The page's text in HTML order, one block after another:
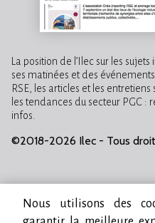
La position de l’Ilec sur les
ses matinées et des événements
RSE, les articles et les
les tendances du secteur PGC :
infos.
©2018-2026 Ilec - Tous
Nous utilisons des